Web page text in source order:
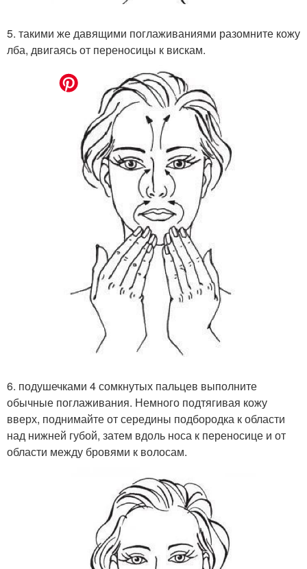
5. такими же давящими поглаживаниями разомните кожу
лба, двигаясь от переносицы к вискам.
6. подушечками 4 сомкнутых пальцев выполните
обычные поглаживания. Немного подтягивая кожу
вверх, поднимайте от середины подбородка к области
над нижней губой, затем вдоль носа к переносице и от
области между бровями к волосам.